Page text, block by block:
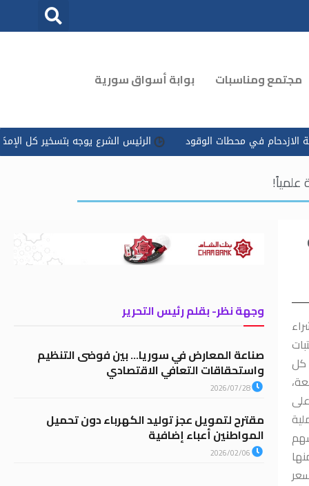
مجتمع ومناسبات بوابة أسواق سورية
محطات الوقود الرئيس الشرع يوجه بتسخير كل الإمكانات
كل
وجهة نظر- بقلم رئيس التحرير
صناعة المعارض في سوريا… بين فوضى التنظيم
واستحقاقات التعافي الاقتصادي
2026/07/28
مقترح لتمويل عجز توليد الكهرباء دون تحميل
المواطنين أعباء إضافية
2026/02/06